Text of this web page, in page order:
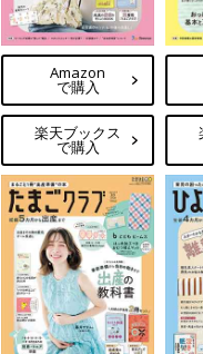
Amazon
で購入
楽天ブックス
で購入